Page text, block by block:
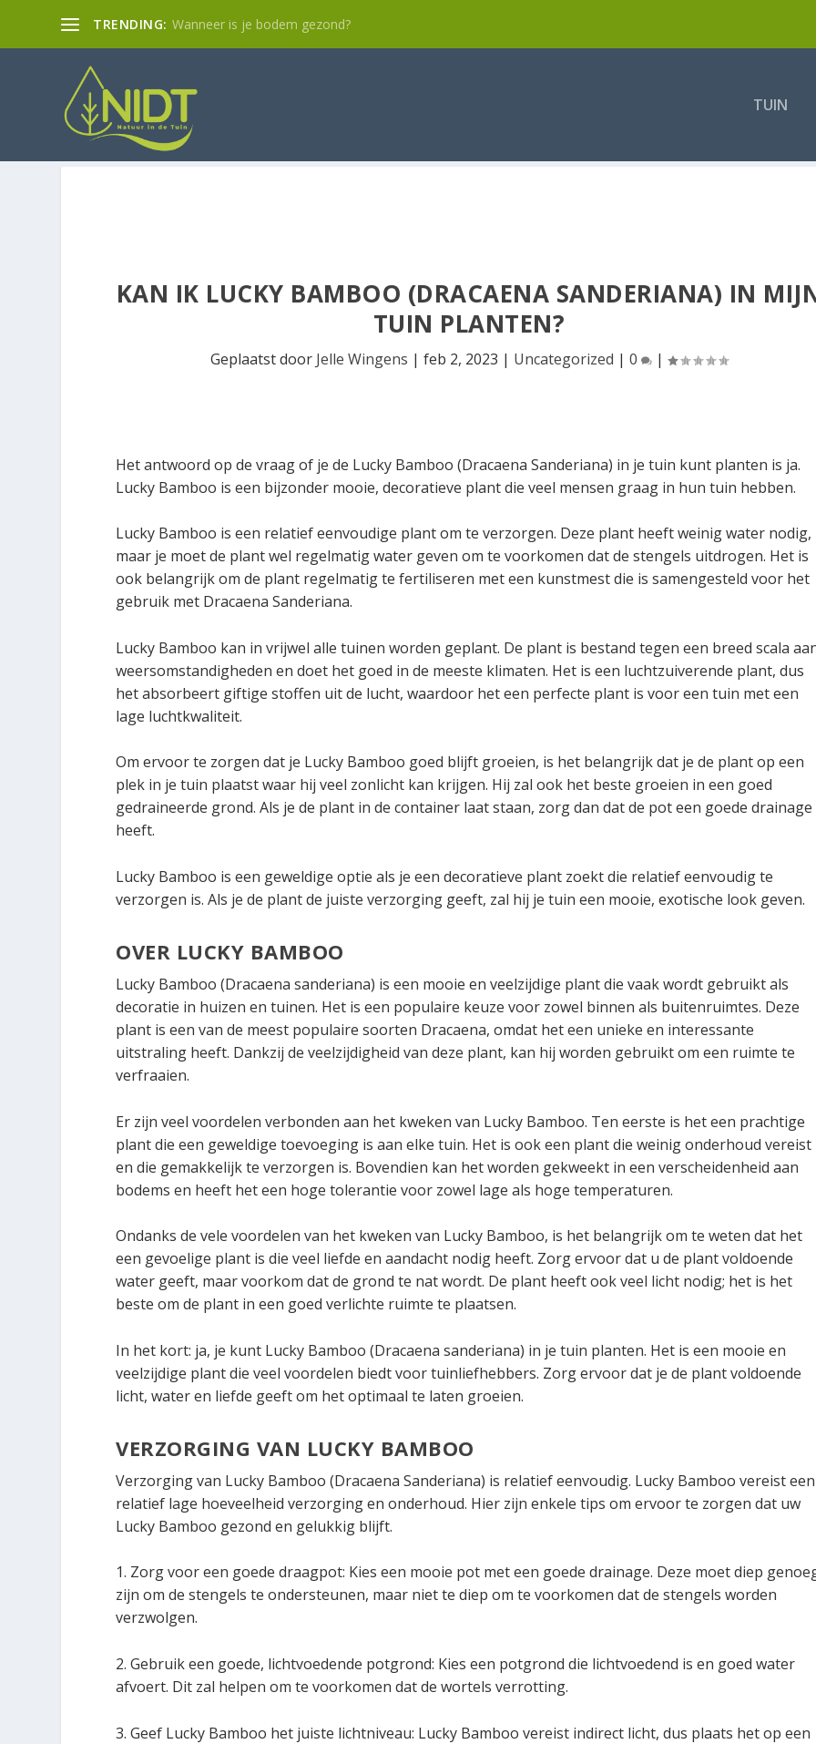
TRENDING: Wanneer is je bodem gezond?
TUIN
KAN IK LUCKY BAMBOO (DRACAENA SANDERIANA) IN
TUIN PLANTEN?
Geplaatst door Jelle Wingens | feb 2, 2023 | Uncategorized | 0 |
Het antwoord op de vraag of je de Lucky Bamboo (Dracaena Sanderiana) in je tuin kunt planten is ja.
Lucky Bamboo is een bijzonder mooie, decoratieve plant die veel mensen graag in hun tuin hebben.
Lucky Bamboo is een relatief eenvoudige plant om te verzorgen. Deze plant heeft weinig water nodig,
maar je moet de plant wel regelmatig water geven om te voorkomen dat de stengels uitdrogen. Het is
ook belangrijk om de plant regelmatig te fertiliseren met een kunstmest die is samengesteld voor het
gebruik met Dracaena Sanderiana.
Lucky Bamboo kan in vrijwel alle tuinen worden geplant. De plant is bestand tegen een breed scala
weersomstandigheden en doet het goed in de meeste klimaten. Het is een luchtzuiverende plant, dus
het absorbeert giftige stoffen uit de lucht, waardoor het een perfecte plant is voor een tuin met een
lage luchtkwaliteit.
Om ervoor te zorgen dat je Lucky Bamboo goed blijft groeien, is het belangrijk dat je de plant op een
plek in je tuin plaatst waar hij veel zonlicht kan krijgen. Hij zal ook het beste groeien in een goed
gedraineerde grond. Als je de plant in de container laat staan, zorg dan dat de pot een goede drainage
heeft.
Lucky Bamboo is een geweldige optie als je een decoratieve plant zoekt die relatief eenvoudig te
verzorgen is. Als je de plant de juiste verzorging geeft, zal hij je tuin een mooie, exotische look geven.
OVER LUCKY BAMBOO
Lucky Bamboo (Dracaena sanderiana) is een mooie en veelzijdige plant die vaak wordt gebruikt als
decoratie in huizen en tuinen. Het is een populaire keuze voor zowel binnen als buitenruimtes. Deze
plant is een van de meest populaire soorten Dracaena, omdat het een unieke en interessante
uitstraling heeft. Dankzij de veelzijdigheid van deze plant, kan hij worden gebruikt om een ruimte te
verfraaien.
Er zijn veel voordelen verbonden aan het kweken van Lucky Bamboo. Ten eerste is het een prachtige
plant die een geweldige toevoeging is aan elke tuin. Het is ook een plant die weinig onderhoud vereist
en die gemakkelijk te verzorgen is. Bovendien kan het worden gekweekt in een verscheidenheid aan
bodems en heeft het een hoge tolerantie voor zowel lage als hoge temperaturen.
Ondanks de vele voordelen van het kweken van Lucky Bamboo, is het belangrijk om te weten dat het
een gevoelige plant is die veel liefde en aandacht nodig heeft. Zorg ervoor dat u de plant voldoende
water geeft, maar voorkom dat de grond te nat wordt. De plant heeft ook veel licht nodig; het is het
beste om de plant in een goed verlichte ruimte te plaatsen.
In het kort: ja, je kunt Lucky Bamboo (Dracaena sanderiana) in je tuin planten. Het is een mooie en
veelzijdige plant die veel voordelen biedt voor tuinliefhebbers. Zorg ervoor dat je de plant voldoende
licht, water en liefde geeft om het optimaal te laten groeien.
VERZORGING VAN LUCKY BAMBOO
Verzorging van Lucky Bamboo (Dracaena Sanderiana) is relatief eenvoudig. Lucky Bamboo vereist een
relatief lage hoeveelheid verzorging en onderhoud. Hier zijn enkele tips om ervoor te zorgen dat uw
Lucky Bamboo gezond en gelukkig blijft.
1. Zorg voor een goede draagpot: Kies een mooie pot met een goede drainage. Deze moet diep
zijn om de stengels te ondersteunen, maar niet te diep om te voorkomen dat de stengels worden
verzwolgen.
2. Gebruik een goede, lichtvoedende potgrond: Kies een potgrond die lichtvoedend is en goed water
afvoert. Dit zal helpen om te voorkomen dat de wortels verrotting.
3. Geef Lucky Bamboo het juiste lichtniveau: Lucky Bamboo vereist indirect licht, dus plaats het op een